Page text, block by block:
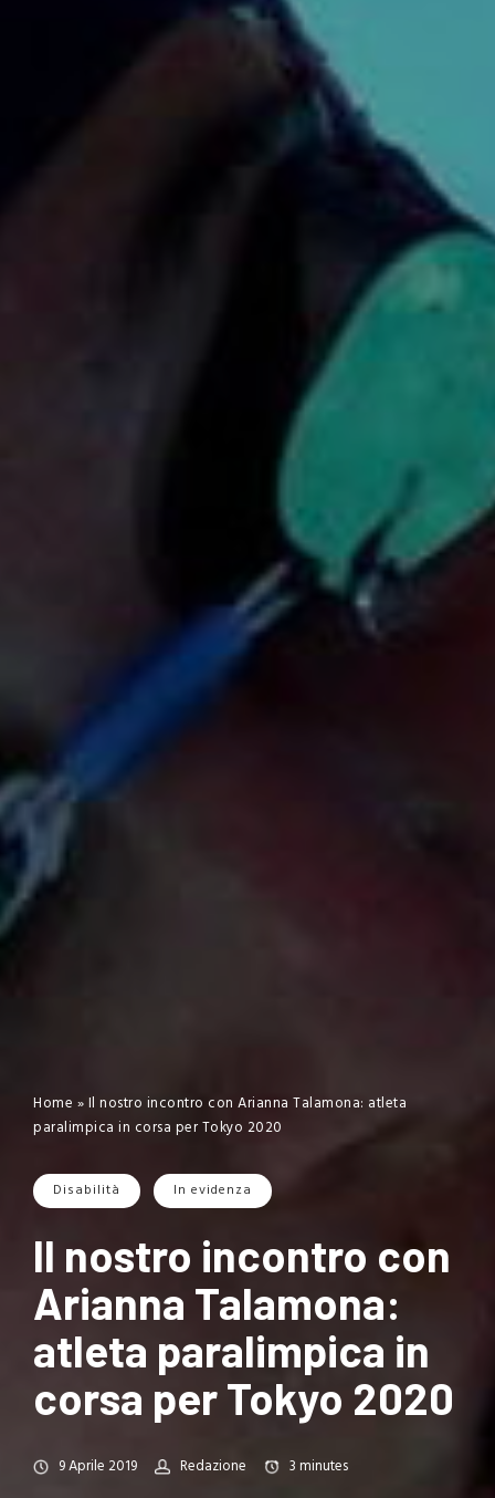
Home »Il nostro incontro con Arianna Talamona: atleta
paralimpica in corsa per Tokyo 2020
Disabilità In evidenza
Il nostro incontro con
Arianna Talamona:
atleta paralimpica in
corsa per Tokyo 2020
9 Aprile 2019 Redazione 3minutes